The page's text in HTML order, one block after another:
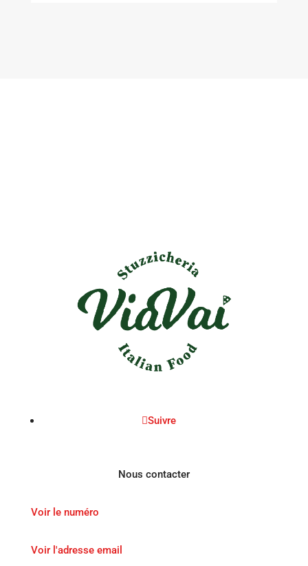
Suivre
Nous contacter
Voir le numéro
Voir l'adresse email